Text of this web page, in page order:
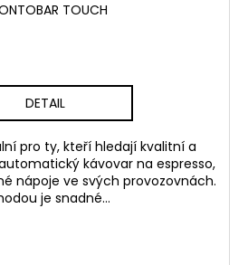
TOUCH
DETAIL
pro ty, kteří hledají kvalitní a
kávovar na espresso,
nápoje ve svých provozovnách.
je snadné...